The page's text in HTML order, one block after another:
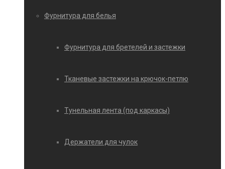
Фурнитура для белья
Фурнитура для бретелей и застежки
Тканевые застежки на крючок-петлю
Тунельная лента (под каркасы)
Держатели для чулок